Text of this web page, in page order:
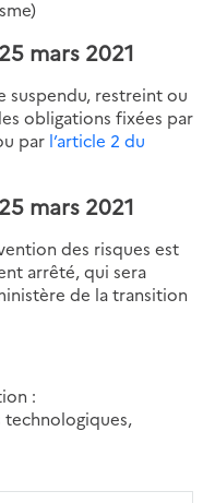
mars 2021
suspendu, restreint ou
obligations fixées par
par l’article 2 du
mars 2021
des risques est
arrêté, qui sera
de la transition
:
technologiques,